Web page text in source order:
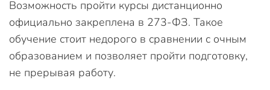
Возможность пройти курсы дистанционно
официально закреплена в 273-ФЗ. Такое
обучение стоит недорого в сравнении с очным
образованием и позволяет пройти подготовку,
не прерывая работу.